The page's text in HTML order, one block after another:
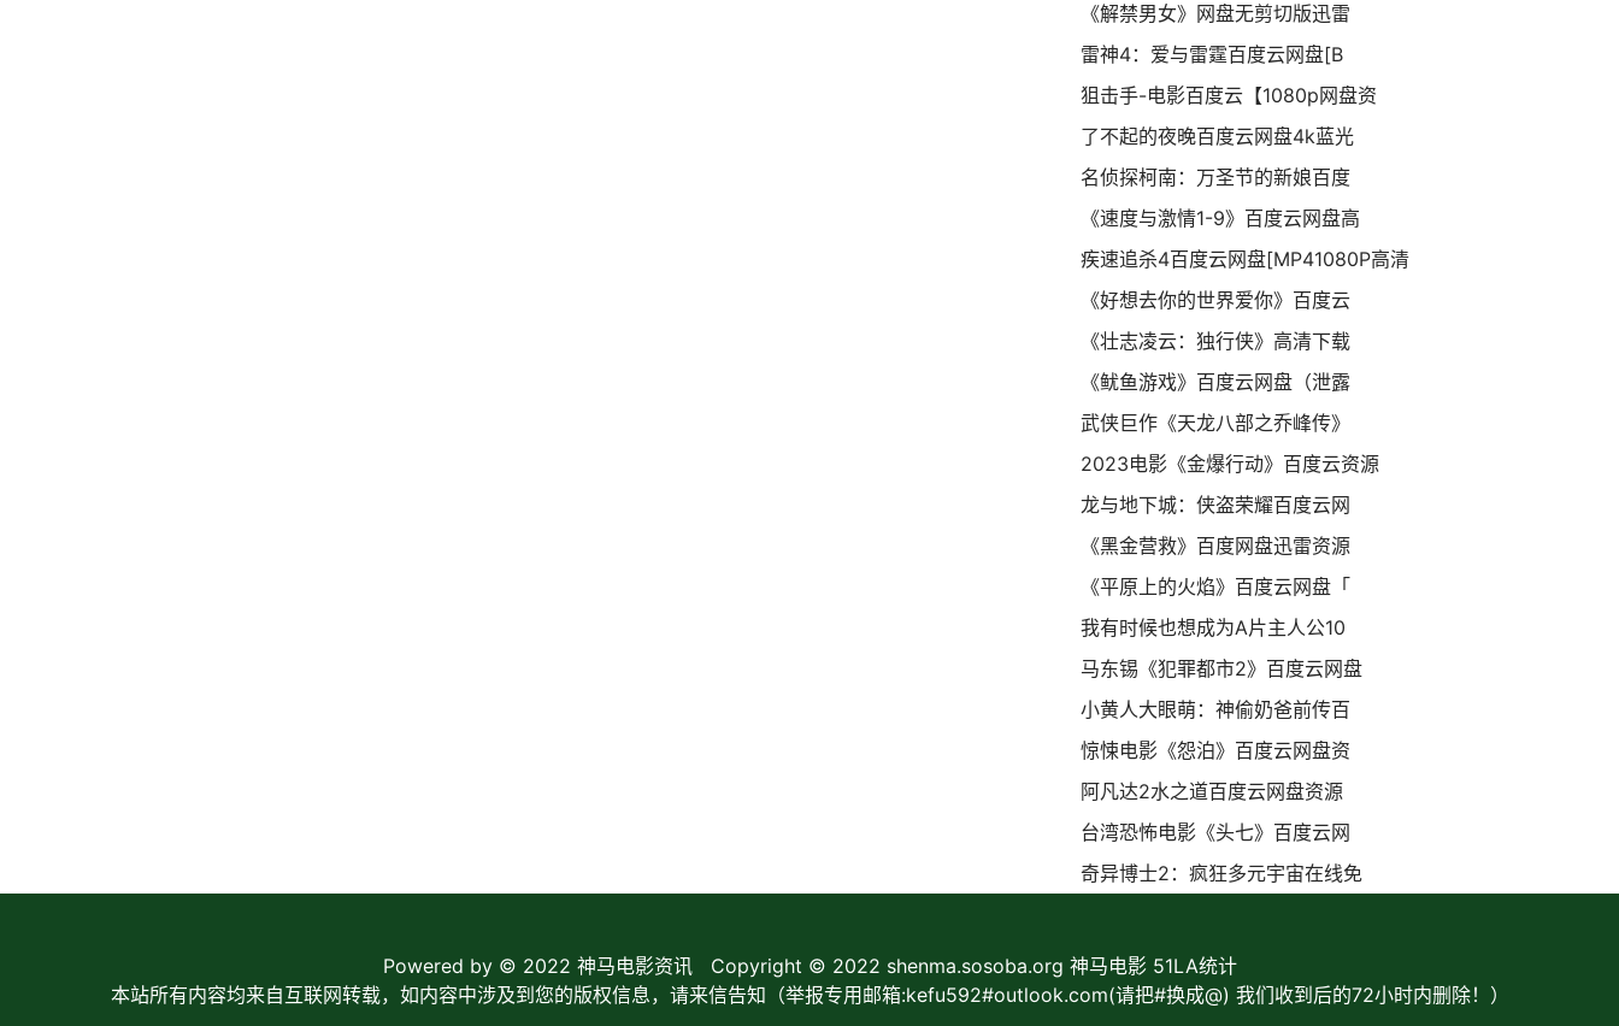
《解禁男女》网盘无剪切版迅雷
雷神4：爱与雷霆百度云网盘[B
狙击手-电影百度云【1080p网盘资
了不起的夜晚百度云网盘4k蓝光
名侦探柯南：万圣节的新娘百度
《速度与激情1-9》百度云网盘高
疾速追杀4百度云网盘[MP41080P高清
《好想去你的世界爱你》百度云
《壮志凌云：独行侠》高清下载
《鱿鱼游戏》百度云网盘（泄露
武侠巨作《天龙八部之乔峰传》
2023电影《金爆行动》百度云资源
龙与地下城：侠盗荣耀百度云网
《黑金营救》百度网盘迅雷资源
《平原上的火焰》百度云网盘「
我有时候也想成为A片主人公10
马东锡《犯罪都市2》百度云网盘
小黄人大眼萌：神偷奶爸前传百
惊悚电影《怨泊》百度云网盘资
阿凡达2水之道百度云网盘资源
台湾恐怖电影《头七》百度云网
奇异博士2：疯狂多元宇宙在线免
Powered by © 2022 神马电影资讯Copyright © 2022 shenma.sosoba.org 神马电影 51LA统计
本站所有内容均来自互联网转载，如内容中涉及到您的版权信息，请来信告知（举报专用邮箱:kefu592#outlook.com(请把#换成@) 我们收到后的72小时内删除！）